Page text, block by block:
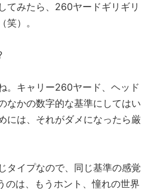
てみたら、260ヤードギリギリ
笑）。
。キャリー260ヤード、ヘッド
なかの数字的な基準にしてはい
には、それがダメになったら厳
タイプなので、同じ基準の感覚
のは、もうホント、憧れの世界